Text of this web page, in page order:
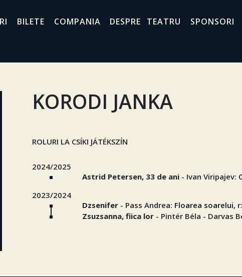
BILETE COMPANIA DESPRE TEATRU SPONSORI
KORODI JANKA
ROLURI LA CSÍKI JÁTÉKSZÍN
2024/2025
Astrid Petersen, 33 de ani - Ivan Viripajev:
2023/2024
Dzsenifer - Pass Andrea: Floarea soarelui,
Zsuzsanna, fiica lor - Pintér Béla - Darvas